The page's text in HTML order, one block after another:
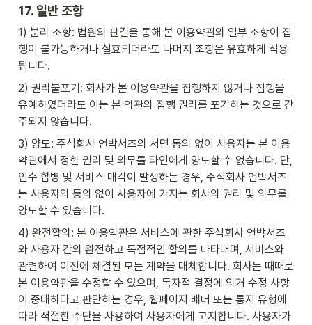
17. 일반 조항
1) 분리 조항: 법원의 판결을 통해 본 이용약관의 일부 조항이 집
행이 불가능하거나 실효되더라도 나머지 조항은 유효하게 적용
됩니다.
2) 권리불포기: 회사가 본 이용약관을 집행하지 않거나 집행을
유예하였더라도 이는 본 약관의 집행 권리를 포기하는 것으로 간
주되지 않습니다.
3) 양도: 주식회사 언박서즈의 서면 동의 없이 사용자는 본 이용
약관에서 정한 권리 및 의무를 타인에게 양도할 수 없습니다. 단,
인수 합병 및 서비스 매각이 발생하는 경우, 주식회사 언박서즈
는 사용자의 동의 없이 사용자에 가지는 회사의 권리 및 의무를
양도할 수 있습니다.
4) 완전합의: 본 이용약관은 서비스에 관한 주식회사 언박서즈
와 사용자 간의 완전하고 독점적인 합의를 나타내며, 서비스와
관련하여 이전에 체결된 모든 계약을 대체합니다. 회사는 때때로
본 이용약관을 수정할 수 있으며, 독자적 결정에 의거 수정 사항
이 중대하다고 판단하는 경우, 웹페이지 배너 또는 통지 유형에
따라 적절한 수단을 사용하여 사용자에게 고지합니다. 사용자가